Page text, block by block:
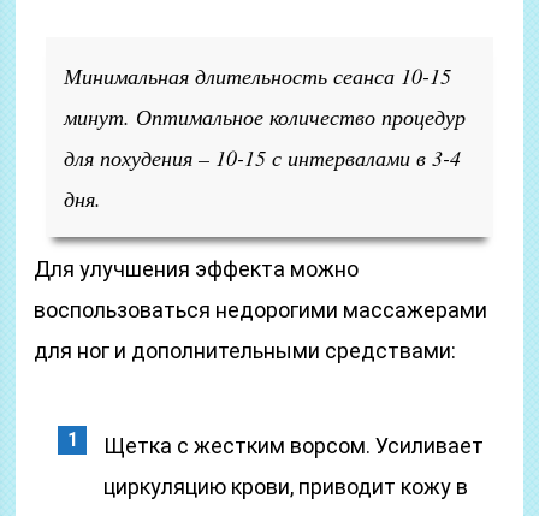
Минимальная длительность сеанса 10-15
минут. Оптимальное количество процедур
для похудения – 10-15 с интервалами в 3-4
дня.
Для улучшения эффекта можно
воспользоваться недорогими массажерами
для ног и дополнительными средствами:
Щетка с жестким ворсом. Усиливает
циркуляцию крови, приводит кожу в